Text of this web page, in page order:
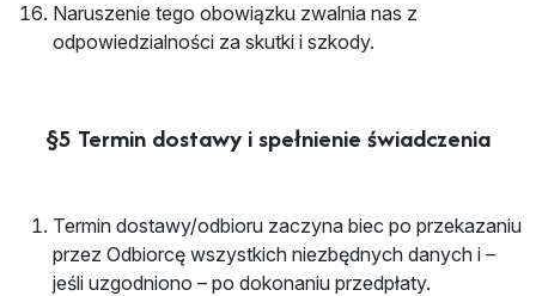
Naruszenie tego obowiązku zwalnia nas z
odpowiedzialności za skutki i szkody.
§5 Termin dostawy i spełnienie świadczenia
Termin dostawy/odbioru zaczyna biec po przekazaniu
przez Odbiorcę wszystkich niezbędnych danych i –
jeśli uzgodniono – po dokonaniu przedpłaty.